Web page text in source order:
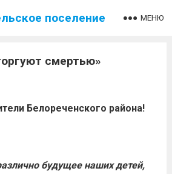
поселение МЕНЮ
смертью»
Белореченского района!
будущее наших детей,